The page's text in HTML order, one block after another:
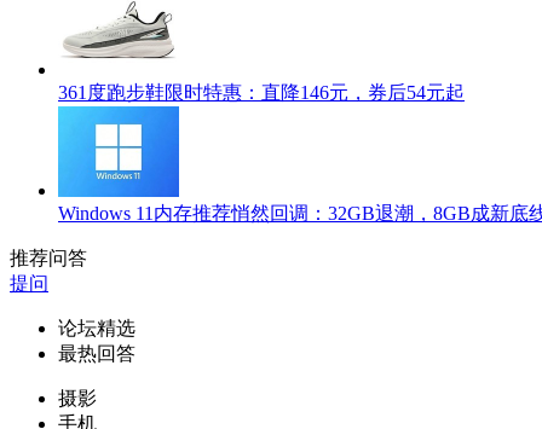
361度跑步鞋限时特惠：直降146元，券后54元起
Windows 11内存推荐悄然回调：32GB退潮，8GB成新底
推荐问答
提问
论坛精选
最热回答
摄影
手机